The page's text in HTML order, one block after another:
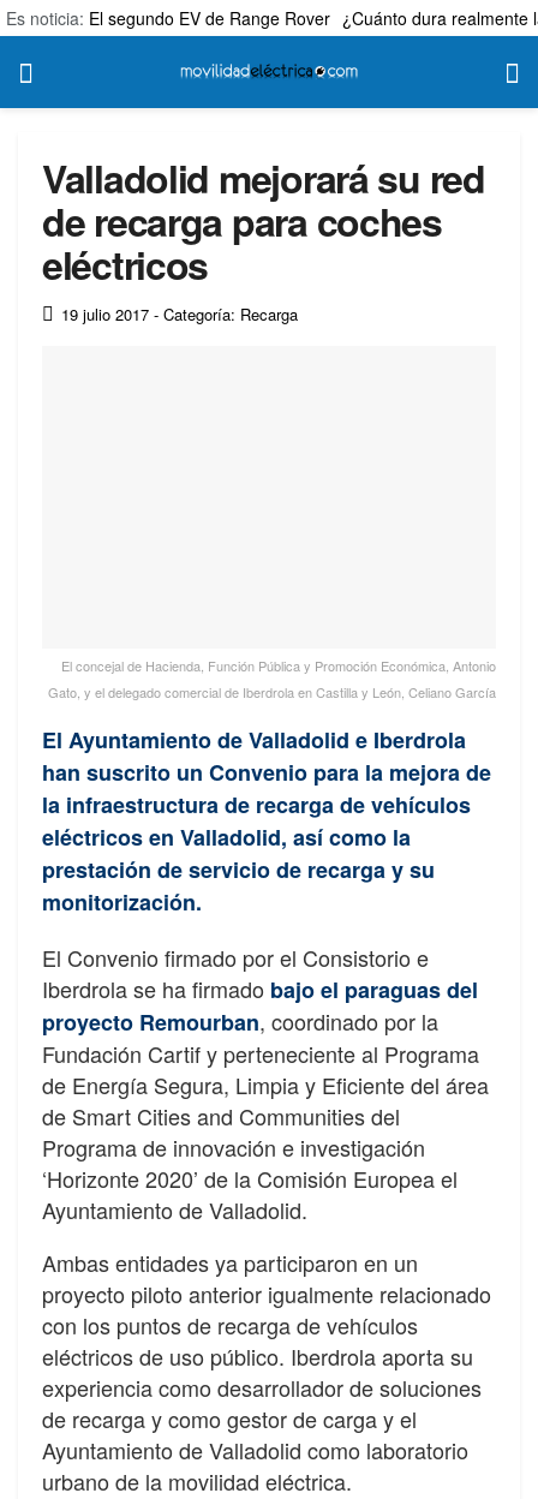
Es noticia: El segundo EV de Range Rover ¿Cuánto dura realmente
Valladolid mejorará su red
de recarga para coches
eléctricos
19 julio 2017 - Categoría: Recarga
El concejal de Hacienda, Función Pública y Promoción Económica, Antonio
Gato, y el delegado comercial de Iberdrola en Castilla y León, Celiano García
El Ayuntamiento de Valladolid e Iberdrola
han suscrito un Convenio para la mejora de
la infraestructura de recarga de vehículos
eléctricos en Valladolid, así como la
prestación de servicio de recarga y su
monitorización.
El Convenio firmado por el Consistorio e
Iberdrola se ha firmado bajo el paraguas del
proyecto Remourban, coordinado por la
Fundación Cartif y perteneciente al Programa
de Energía Segura, Limpia y Eficiente del área
de Smart Cities and Communities del
Programa de innovación e investigación
‘Horizonte 2020’ de la Comisión Europea el
Ayuntamiento de Valladolid.
Ambas entidades ya participaron en un
proyecto piloto anterior igualmente relacionado
con los puntos de recarga de vehículos
eléctricos de uso público. Iberdrola aporta su
experiencia como desarrollador de soluciones
de recarga y como gestor de carga y el
Ayuntamiento de Valladolid como laboratorio
urbano de la movilidad eléctrica.